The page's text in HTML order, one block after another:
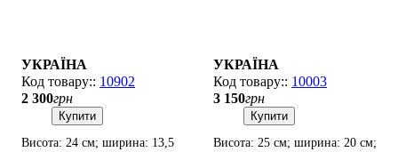
УКРАЇНА
10902
2 300грн
Купити
Висота: 24 см; ширина: 13,5
УКРАЇНА
10003
3 150грн
Купити
Висота: 25 см; ширина: 20 см;